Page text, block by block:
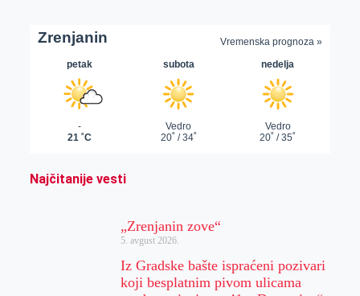
Najčitanije vesti
„Zrenjanin zove“
5. avgust 2026.
Iz Gradske bašte ispraćeni pozivari
koji besplatnim pivom ulicama